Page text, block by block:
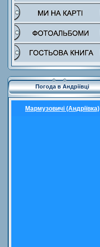
Погода в Андріївці
Мармузовичі (Андріївка)